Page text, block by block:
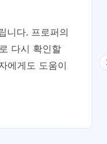
니다. 프로퍼의
다시 확인할
에게도 도움이